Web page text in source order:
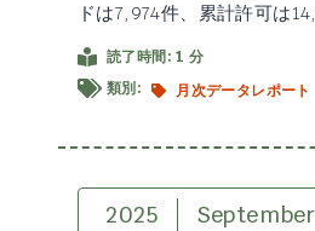
ドは7,974件、累計許可は
読了時間: 1 分
類別:
月次データレポート
2025